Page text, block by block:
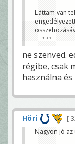
Láttam van
marci
ne szenved.
régibe, csak
használna
Höri
Nagyon jó